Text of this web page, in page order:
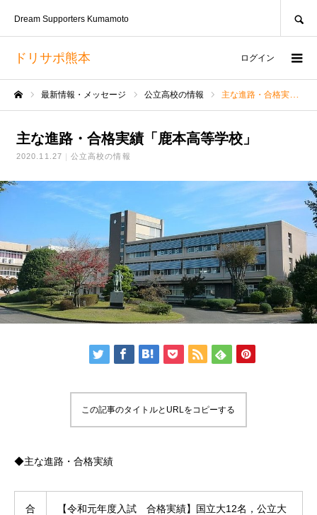
ドリサポ熊本
Dream Supporters Kumamoto
ログイン
最新情報・メッセージ 公立高校の情報 主な進路・合格実績「鹿本高等学校」
主な進路・合格実績「鹿本高等学校」
2020.11.27 公立高校の情報
この記事のタイトルとURLをコピーする
◆主な進路・合格実績
合
【令和元年度入試 合格実績】国立大12名，公立大